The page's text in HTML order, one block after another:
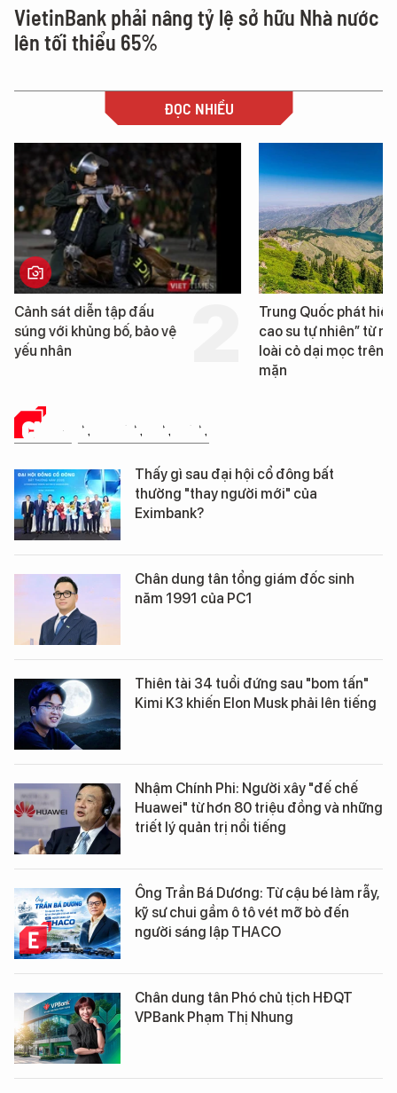
VietinBank phải nâng tỷ lệ sở hữu Nhà nước
lên tối thiểu 65%
ĐỌC NHIỀU
Trung Quốc phát hiện “mỏ
cao su tự nhiên” từ một
loài cỏ dại mọc trên đất
Loạt dự án bất động
Đà Nẵng sắp bị kiểm
CHUYỆN DOANH NHÂN
Thấy gì sau đại hội cổ đông bất
thường "thay người mới" của
Eximbank?
Chân dung tân tổng giám đốc sinh
năm 1991 của PC1
Thiên tài 34 tuổi đứng sau "bom tấn"
Kimi K3 khiến Elon Musk phải lên tiếng
Nhậm Chính Phi: Người xây "đế chế
Huawei" từ hơn 80 triệu đồng và những
triết lý quản trị nổi tiếng
Ông Trần Bá Dương: Từ cậu bé làm rẫy,
kỹ sư chui gầm ô tô vét mỡ bò đến
người sáng lập THACO
Chân dung tân Phó chủ tịch HĐQT
VPBank Phạm Thị Nhung